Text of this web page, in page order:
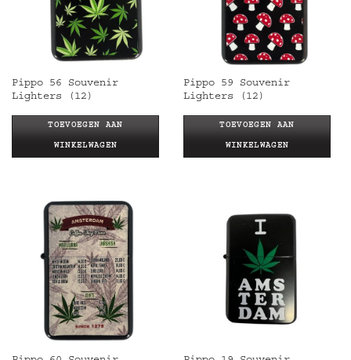
Pippo 56 Souvenir
Lighters (12)
TOEVOEGEN AAN
WINKELWAGEN
Pippo 59 Souvenir
Lighters (12)
TOEVOEGEN AAN
WINKELWAGEN